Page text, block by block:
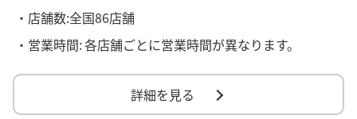
・店舗数:全国86店舗
・営業時間:各店舗ごとに営業時間が異なります。
詳細を見る